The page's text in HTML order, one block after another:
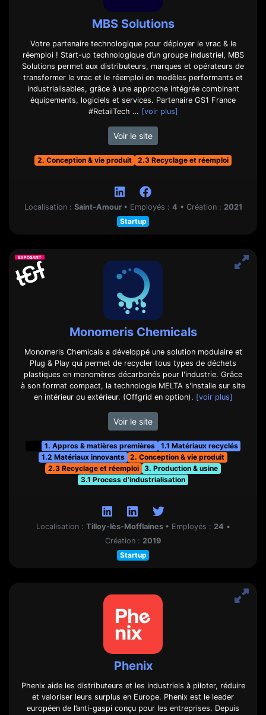
MBS Solutions
Votre partenaire technologique pour déployer le vrac & le
réemploi ! Start-up technologique d’un groupe industriel, MBS
Solutions permet aux distributeurs, marques et opérateurs de
transformer le vrac et le réemploi en modèles performants et
industrialisables, grâce à une approche intégrée combinant
équipements, logiciels et services. Partenaire GS1 France
#RetailTech … [voir plus]
Voir le site
2. Conception & vie produit 2.3 Recyclage et réemploi
Localisation : Saint-Amour • Employés : 4 • Création : 2021
Startup
Monomeris Chemicals
Monomeris Chemicals a développé une solution modulaire et
Plug & Play qui permet de recycler tous types de déchets
plastiques en monomères décarbonés pour l'industrie. Grâce
à son format compact, la technologie MELTA s'installe sur site
en intérieur ou extérieur. (Offgrid en option). [voir plus]
Voir le site
1. Appros & matières premières
1.1 Matériaux recyclés
1.2 Matériaux innovants
2. Conception & vie produit
2.3 Recyclage et réemploi
3. Production & usine
3.1 Process d'industrialisation
Localisation : Tilloy-lès-Mofflaines • Employés : 24 •
Création : 2019
Startup
Phenix
Phenix aide les distributeurs et les industriels à piloter, réduire
et valoriser leurs surplus en Europe. Phenix est le leader
européen de l’anti-gaspi conçu pour les entreprises. Depuis